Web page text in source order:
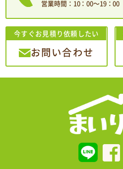
営業時間：10：00〜19：
今すぐお見積り依頼したい
お問い合わせ